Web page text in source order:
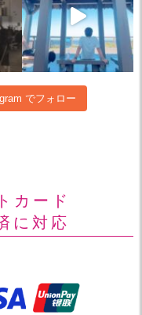
でフォロー
カード
に対応